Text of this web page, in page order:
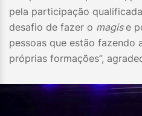
pela participação
desafio de fazer o magis e
pessoas que estão fazendo
próprias formações”,